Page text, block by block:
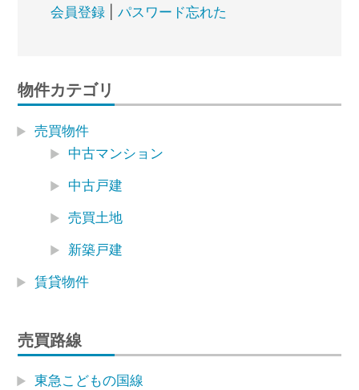
会員登録| パスワード忘れた
物件カテゴリ
売買物件
中古マンション
中古戸建
売買土地
新築戸建
賃貸物件
売買路線
東急こどもの国線